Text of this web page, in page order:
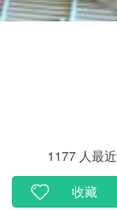
1177人最
收藏